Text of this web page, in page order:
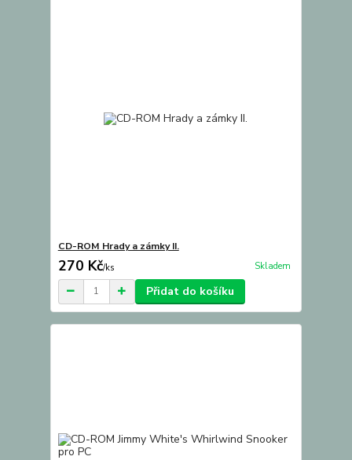
CD-ROM Hrady a zámky II.
270 Kč/ks Skladem
Přidat do košíku